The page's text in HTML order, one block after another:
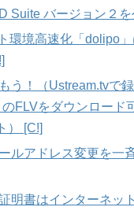
Suite バージョン２
環境高速化「dolipo
う！（Ustream.tvで
のFLVをダウンロード
） [C!]
ルアドレス変更を一
明書はインターネッ